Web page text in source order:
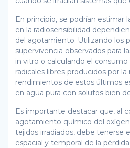
En principio, se podrían estimar
en la radiosensibilidad
del agotamiento. Utilizando los
supervivencia observados para
in vitro o calculando el
radicales libres producidos por la
rendimientos de estos últimos
en agua pura con solutos bien
Es importante destacar que, al
agotamiento químico del
tejidos irradiados, debe tenerse
espacial y temporal de la